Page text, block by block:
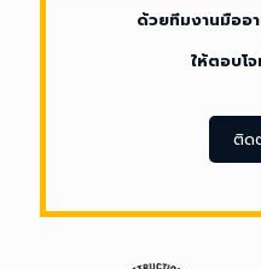
ด้วยที
อาชีพ
ทุก
ตอบอ
ด้วยทีมงานมืออ
ให้ตอบโ
ติด